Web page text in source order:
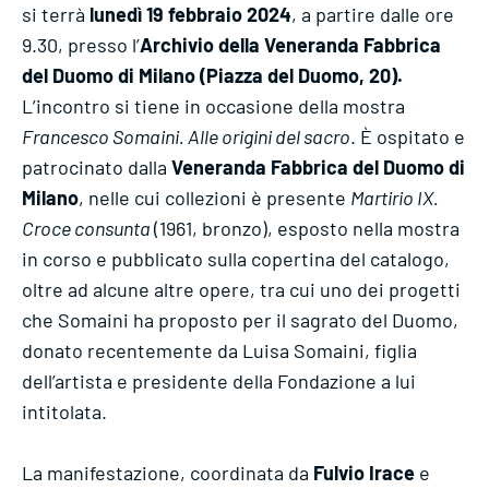
si terrà lunedì 19 febbraio 2024, a partire dalle ore
9.30, presso l’Archivio della Veneranda Fabbrica
del Duomo di Milano (Piazza del Duomo, 20).
L’incontro si tiene in occasione della mostra
Francesco Somaini. Alle origini del sacro. È ospitato e
patrocinato dalla Veneranda Fabbrica del Duomo di
Milano, nelle cui collezioni è presente Martirio IX.
Croce consunta(1961, bronzo), esposto nella mostra
in corso e pubblicato sulla copertina del catalogo,
oltre ad alcune altre opere, tra cui uno dei progetti
che Somaini ha proposto per il sagrato del Duomo,
donato recentemente da Luisa Somaini, figlia
dell’artista e presidente della Fondazione a lui
intitolata.
La manifestazione, coordinata da Fulvio Irace e